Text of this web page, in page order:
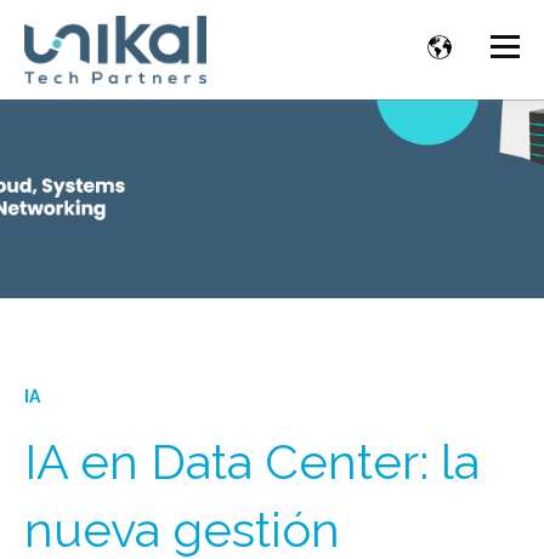
IA
IA en Data Center: la
nueva gestión